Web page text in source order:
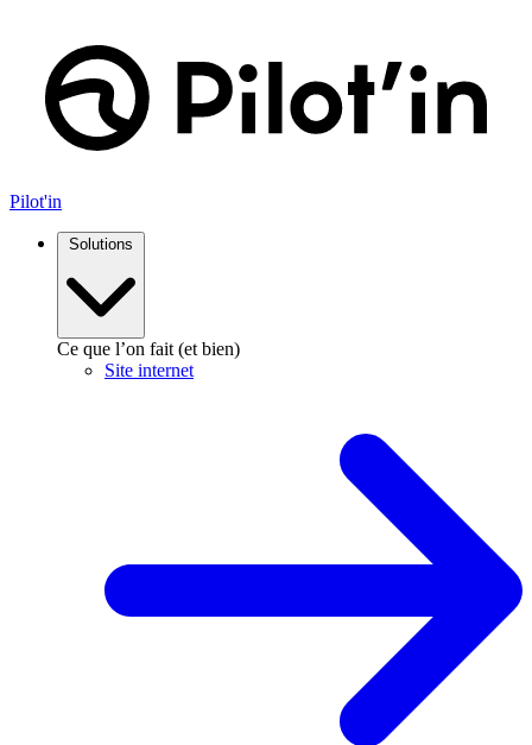
Pilot'in
Solutions
Ce que l’on fait (et bien)
Site internet